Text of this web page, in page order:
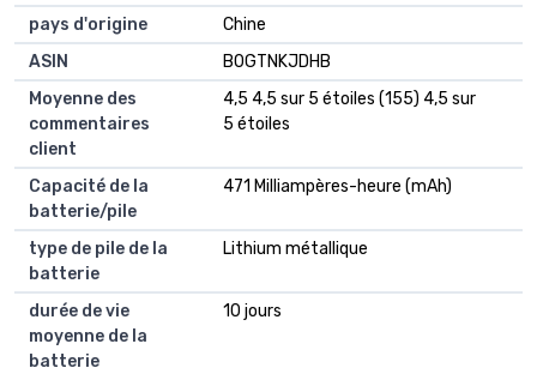
pays d'origine
Chine
ASIN
B0GTNKJDHB
Moyenne des
commentaires
client
4,5 4,5 sur 5 étoiles (155) 4,5 sur
5 étoiles
Capacité de la
batterie/pile
471 Milliampères-heure (mAh)
type de pile de la
batterie
Lithium métallique
durée de vie
moyenne de la
batterie
10 jours